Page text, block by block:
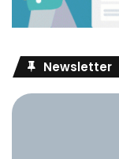
Newsletter